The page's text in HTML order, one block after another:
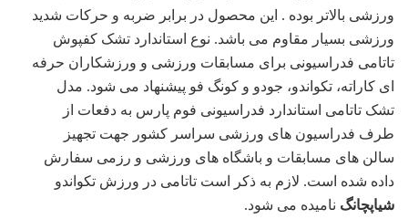
ورزشی بالاتر بوده . این محصول در برابر ضربه و حرکات شدید
ورزشی بسیار مقاوم می باشد. نوع استاندارد تشک کفپوش
تاتامی فدراسیونی برای مسابقات ورزشی و ورزشکاران حرفه
ای کاراته، تکواندو، جودو و کونگ فو پیشنهاد می شود. مدل
تشک تاتامی استاندارد فدراسیونی فوم پارس به دفعات از
طرف فدراسیون های ورزشی سراسر کشور جهت تجهیز
سالن های مسابقات و باشگاه های ورزشی و رزمی سفارش
داده شده است. لازم به ذکر است تاتامی در ورزش تکواندو
شیاپچانگ نامیده می شود.